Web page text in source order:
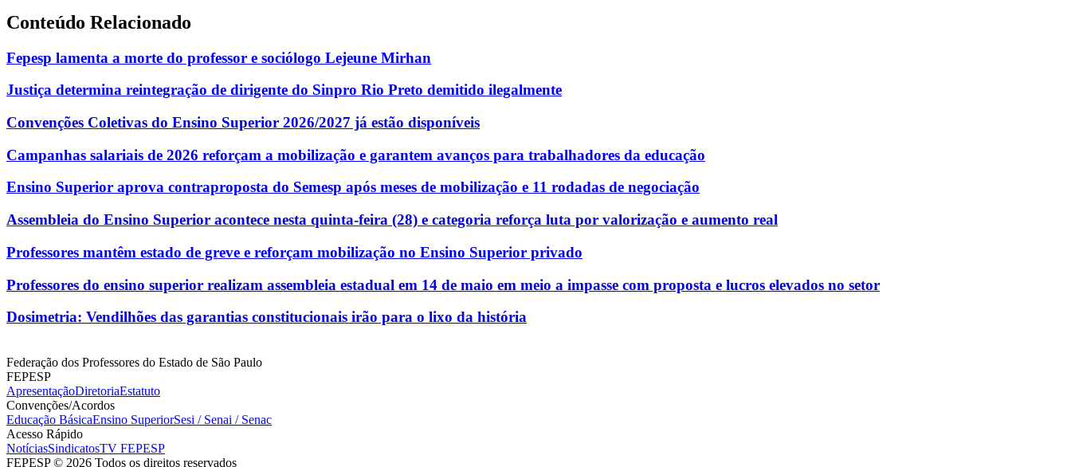
Conteúdo Relacionado
Fepesp lamenta a morte do professor e sociólogo Lejeune Mirhan
Justiça determina reintegração de dirigente do Sinpro Rio Preto demitido ilegalmente
Convenções Coletivas do Ensino Superior 2026/2027 já estão disponíveis
Campanhas salariais de 2026 reforçam a mobilização e garantem avanços para trabalhadores da educação
Ensino Superior aprova contraproposta do Semesp após meses de mobilização e 11 rodadas de negociação
Assembleia do Ensino Superior acontece nesta quinta-feira (28) e categoria reforça luta por valorização e aumento real
Professores mantêm estado de greve e reforçam mobilização no Ensino Superior privado
Professores do ensino superior realizam assembleia estadual em 14 de maio em meio a impasse com proposta e lucros elevados no setor
Dosimetria: Vendilhões das garantias constitucionais irão para o lixo da história
Federação dos Professores do Estado de São Paulo
FEPESP
ApresentaçãoDiretoriaEstatuto
Convenções/Acordos
Educação BásicaEnsino SuperiorSesi / Senai / Senac
Acesso Rápido
NotíciasSindicatosTV FEPESP
FEPESP © 2026 Todos os direitos reservados